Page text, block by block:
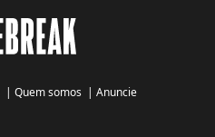
| Quem somos | Anuncie